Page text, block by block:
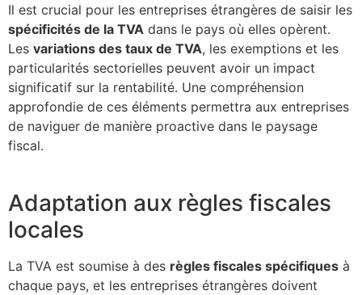
Il est crucial pour les entreprises étrangères de saisir les
spécificités de la TVA dans le pays où elles opèrent.
Les variations des taux de TVA, les exemptions et les
particularités sectorielles peuvent avoir un impact
significatif sur la rentabilité. Une compréhension
approfondie de ces éléments permettra aux entreprises
de naviguer de manière proactive dans le paysage
fiscal.
Adaptation aux règles fiscales
locales
La TVA est soumise à des règles fiscales spécifiques à
chaque pays, et les entreprises étrangères doivent